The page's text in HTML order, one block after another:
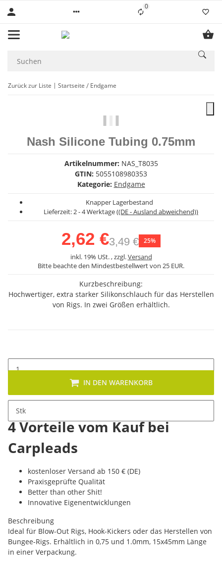
0Liste ist leer
Zurück zur Liste Startseite Endgame
Nash Silicone Tubing 0.75mm
Artikelnummer: NAS_T8035
GTIN: 5055108980353
Kategorie: Endgame
Knapper Lagerbestand
Lieferzeit:2 - 4 Werktage((DE - Ausland abweichend))
2,62 €3,49 € 25%
inkl. 19% USt. , zzgl.Versand
Bitte beachte den Mindestbestellwert von 25 EUR.
Kurzbeschreibung:
Hochwertiger, extra starker Silikonschlauch für das Herstellen
von Rigs. In zwei Größen erhältlich.
Stk
IN DEN WARENKORB
4 Vorteile vom Kauf bei
Carpleads
kostenloser Versand ab 150 € (DE)
Praxisgeprüfte Qualität
Better than other Shit!
Innovative Eigenentwicklungen
Beschreibung
Ideal für Blow-Out Rigs, Hook-Kickers oder das Herstellen von
Bungee-Rigs. Erhältlich in 0,75 und 1.0mm, 15x45mm Länge
in einer Verpackung.